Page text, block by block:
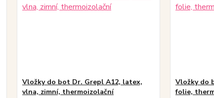
Vložky do bot Dr. Grepl A12, latex,
vlna, zimní, thermoizolační
Vložky do
folie,